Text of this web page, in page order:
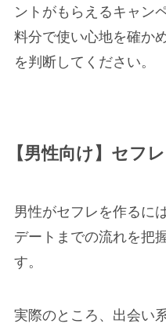
ントがもらえるキャン
料分で使い心地を確か
を判断してください。
【男性向け】セフ
男性がセフレを作るに
デートまでの流れを把
す。
実際のところ、出会い